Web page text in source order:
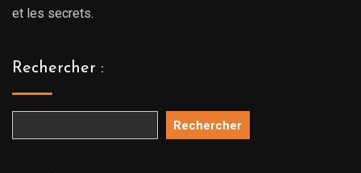
et les secrets.
Rechercher :
Rechercher